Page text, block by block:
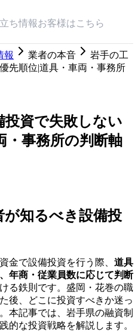
ち情報 お客様はこちら
報 業者の本音
岩手の工
先順位|道具・車両・事務所
投資で失敗しない
・事務所の判断軸
が知るべき設備投
金で設備投資を行う際、 道具
年商・従業員数に応じて判断
る鉄則です。盛岡・花巻の職
後、どこに投資すべきか迷っ
本記事では、岩手県の融資制
的な投資戦略を解説します。